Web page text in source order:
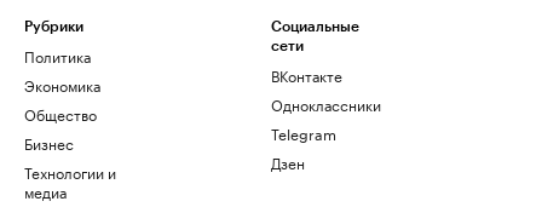
Рубрики
Политика
Экономика
Общество
Бизнес
Технологии и
медиа
Социальные
сети
ВКонтакте
Одноклассники
Telegram
Дзен